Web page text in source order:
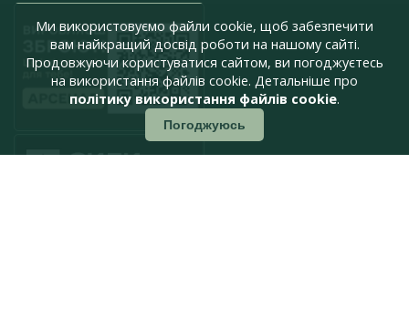
Ми використовуємо файли cookie, щоб забезпечити
вам найкращий досвід роботи на нашому сайті.
Продовжуючи користуватися сайтом, ви погоджуєтесь
на використання файлів cookie. Детальніше про
політику використання файлів cookie.
Погоджуюсь